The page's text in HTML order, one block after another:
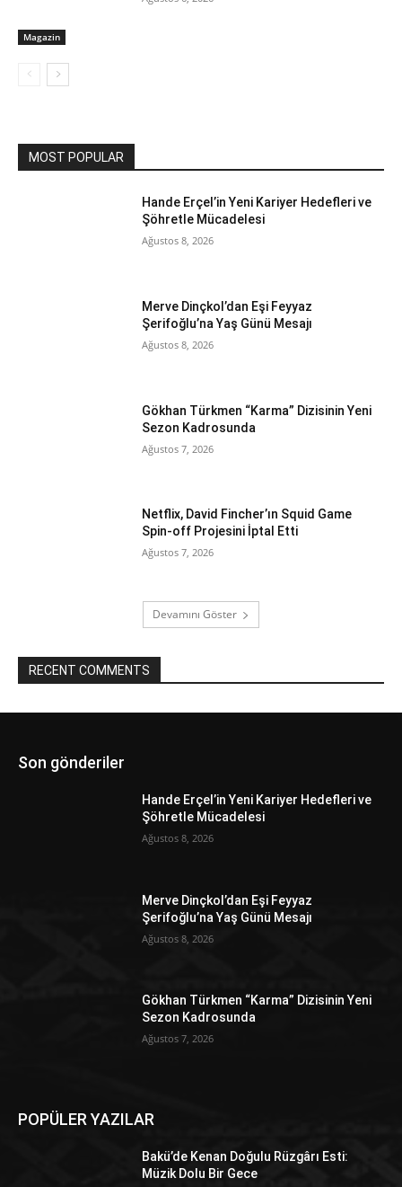
Magazin
MOST POPULAR
Hande Erçel’in Yeni Kariyer Hedefleri ve
Şöhretle Mücadelesi
Ağustos 8, 2026
Merve Dinçkol’dan Eşi Feyyaz
Şerifoğlu’na Yaş Günü Mesajı
Ağustos 8, 2026
Gökhan Türkmen “Karma” Dizisinin Yeni
Sezon Kadrosunda
Ağustos 7, 2026
Netflix, David Fincher’ın Squid Game
Spin-off Projesini İptal Etti
Ağustos 7, 2026
Devamını Göster
RECENT COMMENTS
Son gönderiler
Hande Erçel’in Yeni Kariyer Hedefleri ve
Şöhretle Mücadelesi
Ağustos 8, 2026
Merve Dinçkol’dan Eşi Feyyaz
Şerifoğlu’na Yaş Günü Mesajı
Ağustos 8, 2026
Gökhan Türkmen “Karma” Dizisinin Yeni
Sezon Kadrosunda
Ağustos 7, 2026
POPÜLER YAZILAR
Bakü’de Kenan Doğulu Rüzgârı Esti:
Müzik Dolu Bir Gece